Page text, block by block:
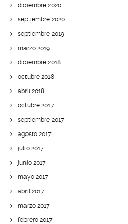
diciembre 2020
septiembre 2020
septiembre 2019
marzo 2019
diciembre 2018
octubre 2018
abril 2018
octubre 2017
septiembre 2017
agosto 2017
julio 2017
junio 2017
mayo 2017
abril 2017
marzo 2017
febrero 2017